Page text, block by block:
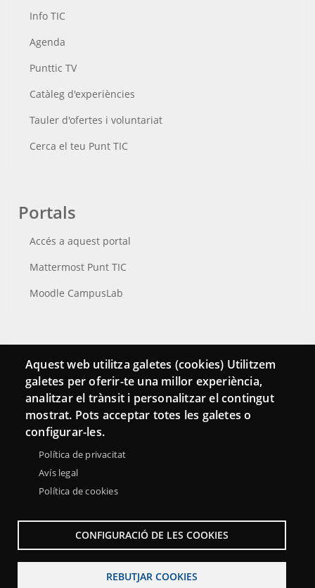
Info TIC
Agenda
Punttic TV
Catàleg d'experiències
Tauler d'ofertes i voluntariat
Cerca el teu Punt TIC
Portals
Accés a aquest portal
Mattermost Punt TIC
Moodle CampusLab
Connecta
Bustia de contacte
Butlletins
Aquest web utilitza galetes (cookies) Utilitzem
galetes per oferir-te una millor experiència,
analitzar el trànsit i personalitzar el contingut
mostrat. Pots acceptar totes les galetes o
configurar-les.
Política de privacitat
Avís legal
Política de cookies
CONFIGURACIÓ DE LES COOKIES
REBUTJAR COOKIES